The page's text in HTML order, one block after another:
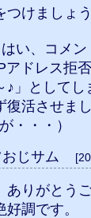
つけましょ
、コメン
アドレス拒
♪」として
復活させま
・・・）
おじサム
ありがとう
調です。